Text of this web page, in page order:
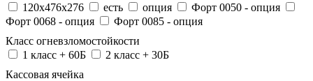
120х476х276
есть опция
Форт 0050 - опция
Форт 0068 - опция
Форт 0085 - опция
Класс огневзломостойкости
1 класс + 60Б
2 класс + 30Б
Кассовая ячейка